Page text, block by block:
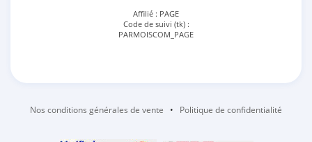
Affilié : PAGE
Code de suivi (tk) :
PARMOISCOM_PAGE
Nos conditions générales de vente • Politique de confidentialité